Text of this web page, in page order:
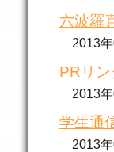
六波羅
2013
PRリ
2013
学生通
2013